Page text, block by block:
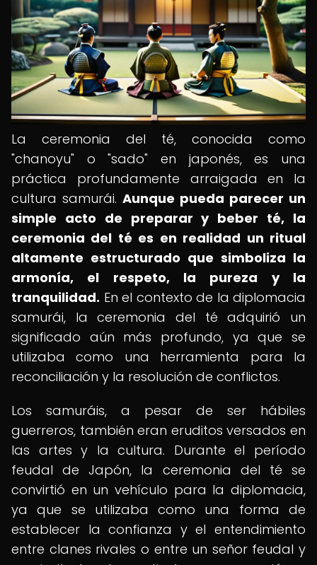
La ceremonia del té, conocida como
"chanoyu" o "sado" en japonés, es una
práctica profundamente arraigada en la
cultura samurái. Aunque pueda parecer un
simple acto de preparar y beber té, la
ceremonia del té es en realidad un ritual
altamente estructurado que simboliza la
armonía, el respeto, la pureza y la
tranquilidad. En el contexto de la diplomacia
samurái, la ceremonia del té adquirió un
significado aún más profundo, ya que se
utilizaba como una herramienta para la
reconciliación y la resolución de conflictos.
Los samuráis, a pesar de ser hábiles
guerreros, también eran eruditos versados en
las artes y la cultura. Durante el período
feudal de Japón, la ceremonia del té se
convirtió en un vehículo para la diplomacia,
ya que se utilizaba como una forma de
establecer la confianza y el entendimiento
entre clanes rivales o entre un señor feudal y